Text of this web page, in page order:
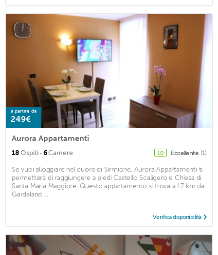
a partire da
249€
Aurora Appartamenti
18Ospiti · 6Camere 10 Eccellente (1)
Se vuoi alloggiare nel cuore di Sirmione, Aurora Appartamenti ti
permetterà di raggiungere a piedi Castello Scaligero e Chiesa di
Santa Maria Maggiore. Questo appartamento si trova a 17 km da
Gardaland ...
Verifica disponibilità